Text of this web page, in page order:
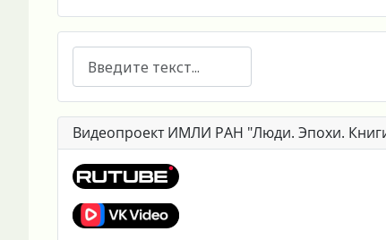
Видеопроект ИМЛИ РАН "Люди. Эпохи.